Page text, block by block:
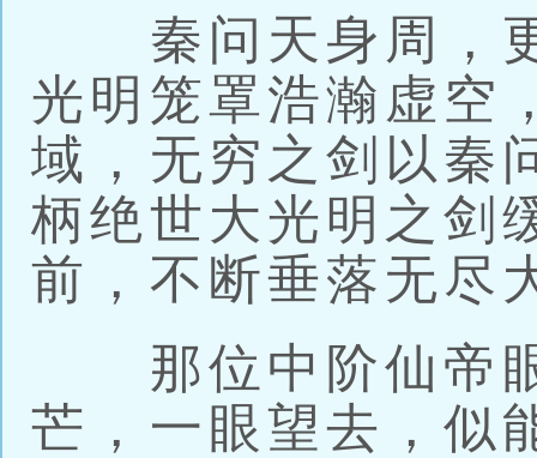
秦问天身周，更
光明笼罩浩瀚虚空
域，无穷之剑以秦
柄绝世大光明之剑
前，不断垂落无尽
那位中阶仙帝眼
芒，一眼望去，似